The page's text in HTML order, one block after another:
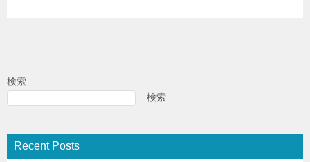
検索
検索
Recent Posts